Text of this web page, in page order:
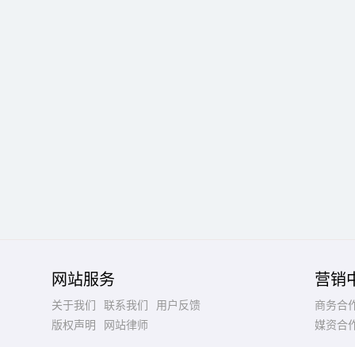
网站服务
关于我们 联系我们
用户反馈
版权声明
网站律师
营销
商务合
媒资合